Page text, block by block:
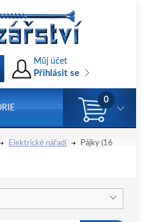
Můj účet
Přihlásit se
0
Elektrické nářadí Pájky (16